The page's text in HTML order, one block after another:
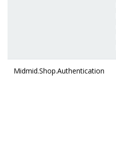
Midmid.Shop.Authentication